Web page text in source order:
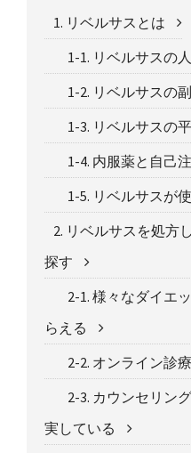
1. リベルサスとは
1-1. リベルサスの
1-2. リベルサスの
1-3. リベルサスの
1-4. 内服薬と自己
1-5. リベルサスが
2. リベルサスを処方
探す
2-1. 様々なダイエ
らえる
2-2. オンライン診
2-3. カウンセリン
実している